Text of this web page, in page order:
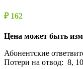
₽ 162
Цена может быть
Абонентские
Потери на отвод: 8,